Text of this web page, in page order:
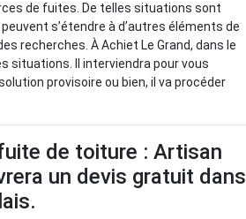
de fuites. De telles situations sont
s’étendre à d’autres éléments de
recherches. À Achiet Le Grand, dans le
situations. Il interviendra pour vous
provisoire ou bien, il va procéder
de toiture : Artisan
un devis gratuit dans